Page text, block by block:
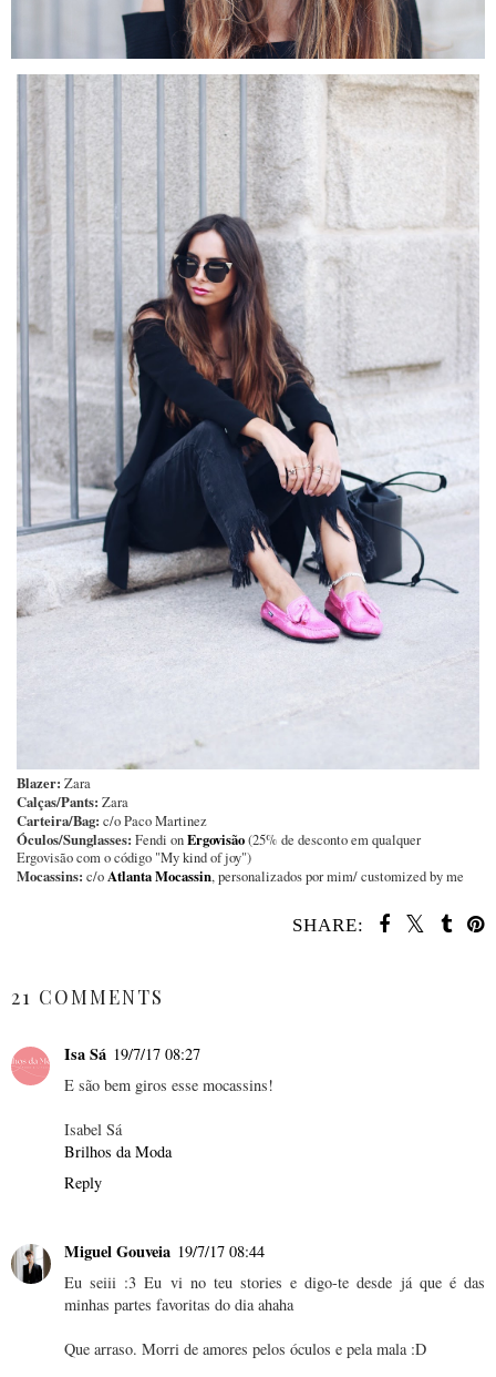
Blazer: Zara
Calças/Pants: Zara
Carteira/Bag: c/o Paco Martinez
Óculos/Sunglasses: Fendi onErgovisão(25% de desconto em qualquer
Ergovisão com o código "My kind of joy")
Mocassins: c/oAtlanta Mocassin, personalizados por mim/ customized by me
SHARE:
21 COMMENTS
Isa Sá 19/7/17 08:27
E são bem giros esse mocassins!
Isabel Sá
Brilhos da Moda
Reply
Miguel Gouveia 19/7/17 08:44
Eu seiii :3 Eu vi no teu stories e digo-te desde já que é das
minhas partes favoritas do dia ahaha
Que arraso. Morri de amores pelos óculos e pela mala :D